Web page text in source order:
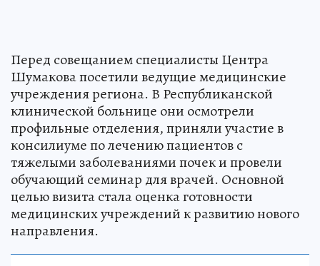
Перед совещанием специалисты Центра
Шумакова посетили ведущие медицинские
учреждения региона. В Республиканской
клинической больнице они осмотрели
профильные отделения, приняли участие в
консилиуме по лечению пациентов с
тяжелыми заболеваниями почек и провели
обучающий семинар для врачей. Основной
целью визита стала оценка готовности
медицинских учреждений к развитию нового
направления.